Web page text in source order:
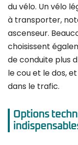
du vélo. Un vélo
à transporter,
ascenseur.
choisissent
de conduite plus
le cou et le dos,
dans le trafic.
Options